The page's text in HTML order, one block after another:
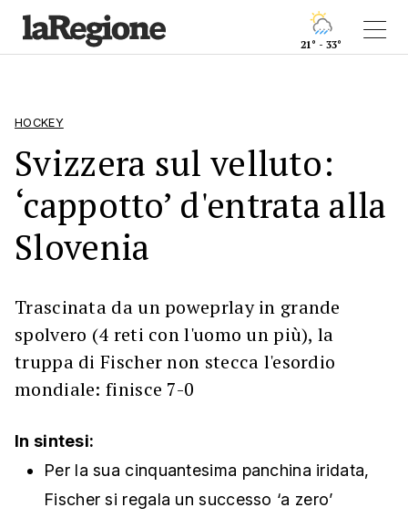
21° - 33°
HOCKEY
Svizzera sul velluto:
‘cappotto’ d'entrata alla
Slovenia
Trascinata da un poweprlay in grande
spolvero (4 reti con l'uomo un più), la
truppa di Fischer non stecca l'esordio
mondiale: finisce 7-0
In sintesi:
Per la sua cinquantesima panchina iridata,
Fischer si regala un successo ‘a zero’